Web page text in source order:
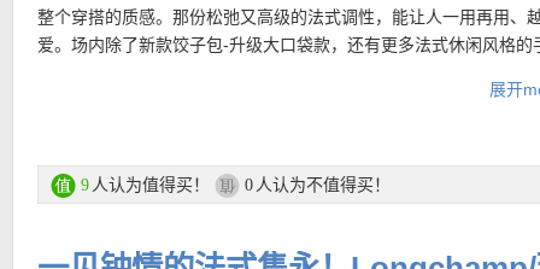
【Longchamp/珑骧 Collection XS手提草编包 特价仅256欧，原
欧！】将艺术感与实用性完美融合，外观灵感源自陶瓷雕塑，珠饰
其中，带来手工艺术魅力。手柄、内袋与包边采用小牛皮，搭配稻
购买直达链接在此
•【Longchamp 经典Le Pliage迷你饺子包 新人折上折仅49欧！】
最少打折的一款！尼龙材质不容易脏有防水，出行必备。迷你款轻
梯形包，放入长夹之后还有很多空间，化妆包手机等都进得去。
整个穿搭的质感。那份松弛又高级的法式调性，能让人一用再用、
爱。场内除了新款饺子包-升级大口袋款，还有更多法式休闲风格的
支付方式：信用卡、Paypal、EC卡、Klarna等
展开
9 人认为值得买！ 0 人认为不值得买！